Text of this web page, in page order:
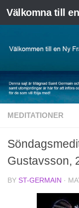
Skip to content
MEDITATIONER
Gustavsson,
BY ST-GERMAIN ·